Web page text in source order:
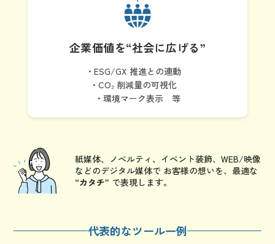
企業価値を“社会に広げる”
・ESG/GX 推進との連動
・CO₂ 削減量の可視化
・環境マーク表示 等
紙媒体、ノベルティ、イベント装飾、WEB/映像
などのデジタル媒体で お客様の想いを、最適な
“カタチ” で表現します。
代表的なツール一例